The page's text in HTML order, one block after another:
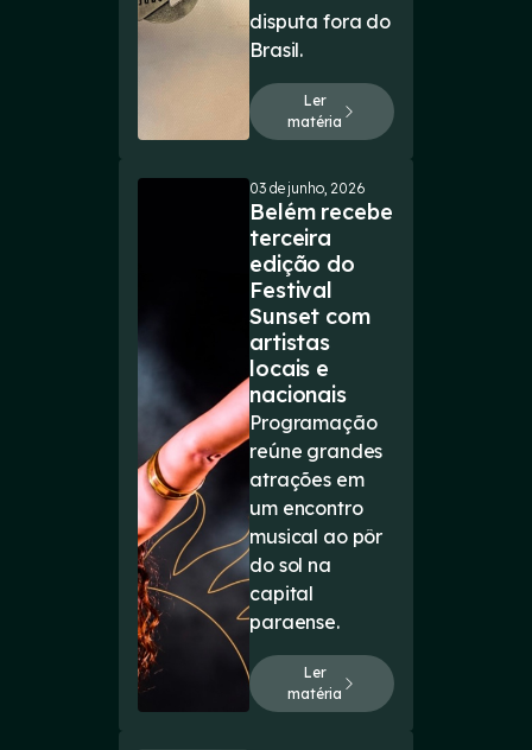
disputa fora do
Brasil.
Ler
matéria
03 de junho, 2026
Belém recebe
terceira
edição do
Festival
Sunset com
artistas
locais e
nacionais
Programação
reúne grandes
atrações em
um encontro
musical ao pôr
do sol na
capital
paraense.
Ler
matéria